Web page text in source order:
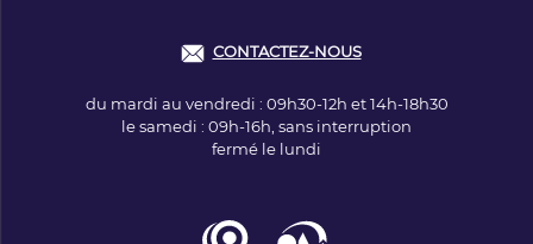
CONTACTEZ-NOUS
du mardi au vendredi : 09h30-12h et 14h-18h30
le samedi : 09h-16h, sans interruption
fermé le lundi